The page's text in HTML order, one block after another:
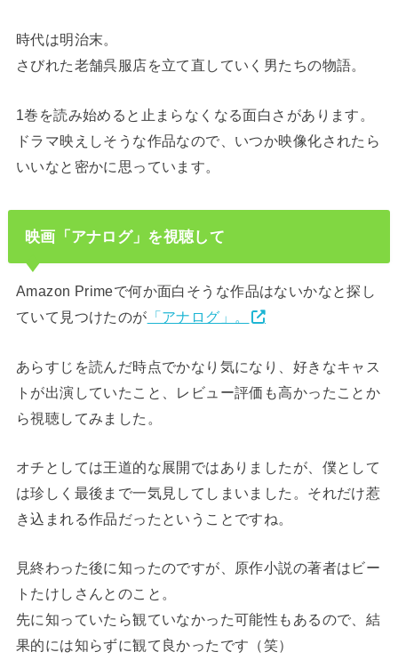
時代は明治末。
さびれた老舗呉服店を立て直していく男たちの物語。
1巻を読み始めると止まらなくなる面白さがあります。
ドラマ映えしそうな作品なので、いつか映像化されたら
いいなと密かに思っています。
映画「アナログ」を視聴して
Amazon Primeで何か面白そうな作品はないかなと探し
ていて見つけたのが 「アナログ」。
あらすじを読んだ時点でかなり気になり、好きなキャス
トが出演していたこと、レビュー評価も高かったことか
ら視聴してみました。
オチとしては王道的な展開ではありましたが、僕として
は珍しく最後まで一気見してしまいました。それだけ惹
き込まれる作品だったということですね。
見終わった後に知ったのですが、原作小説の著者はビー
トたけしさんとのこと。
先に知っていたら観ていなかった可能性もあるので、結
果的には知らずに観て良かったです（笑）